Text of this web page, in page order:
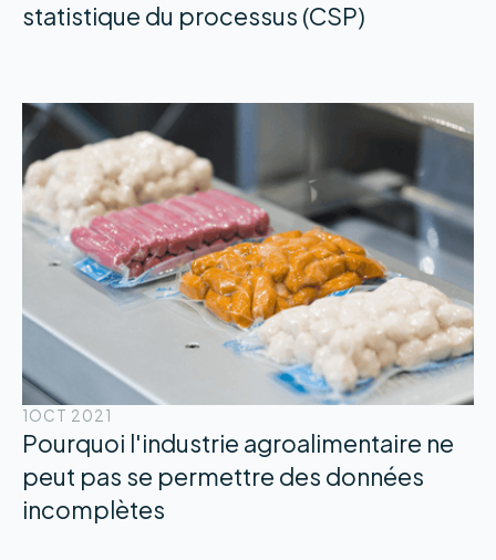
statistique du processus (CSP)
1OCT 2021
Pourquoi l'industrie agroalimentaire ne
peut pas se permettre des données
incomplètes